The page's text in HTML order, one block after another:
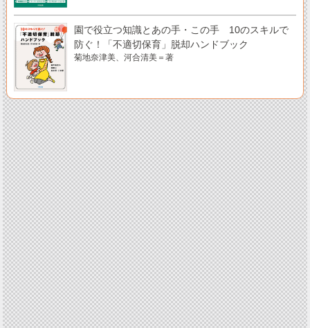
園で役立つ知識とあの手・この手 10のスキルで
防ぐ！「不適切保育」脱却ハンドブック
菊地奈津美、河合清美＝著